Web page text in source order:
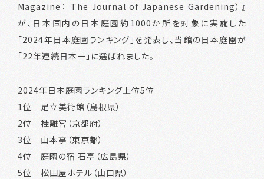
Magazine： The Journal of Japanese Gardening）』
が、日本国内の日本庭園約1000か所を対象に実施した
「2024年日本庭園ランキング」を発表し、当館の日本庭園が
「22年連続日本一」に選ばれました。
2024年日本庭園ランキング上位5位
1位 足立美術館（島根県）
2位 桂離宮（京都府）
3位 山本亭（東京都）
4位 庭園の宿 石亭（広島県）
5位 松田屋ホテル（山口県）